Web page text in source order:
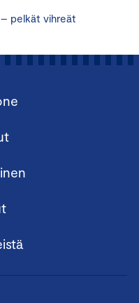
pelkät vihreät